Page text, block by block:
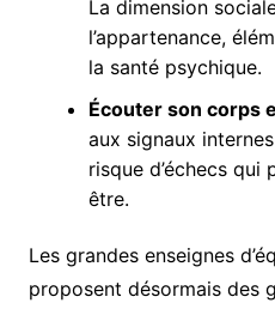
La dimension
l’appartenance,
la santé psychique.
Écouter son corps
aux signaux
risque d’échecs
être.
Les grandes enseignes
proposent désormais des